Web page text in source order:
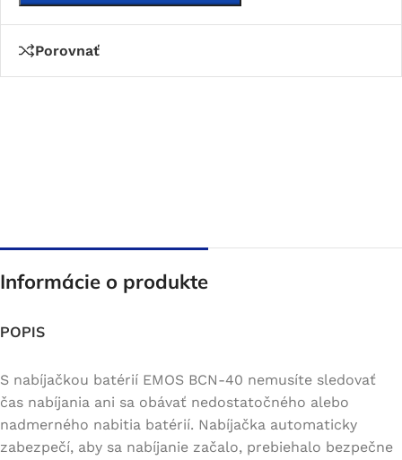
Porovnať
Informácie o produkte
POPIS
S nabíjačkou batérií EMOS BCN-40 nemusíte sledovať
čas nabíjania ani sa obávať nedostatočného alebo
nadmerného nabitia batérií. Nabíjačka automaticky
zabezpečí, aby sa nabíjanie začalo, prebiehalo bezpečne